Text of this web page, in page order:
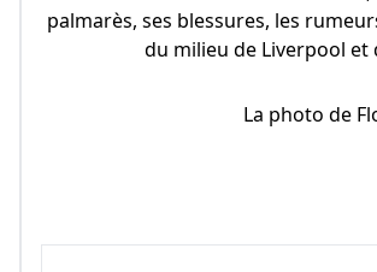
palmarès, ses blessures, les
du milieu de Liverpool et